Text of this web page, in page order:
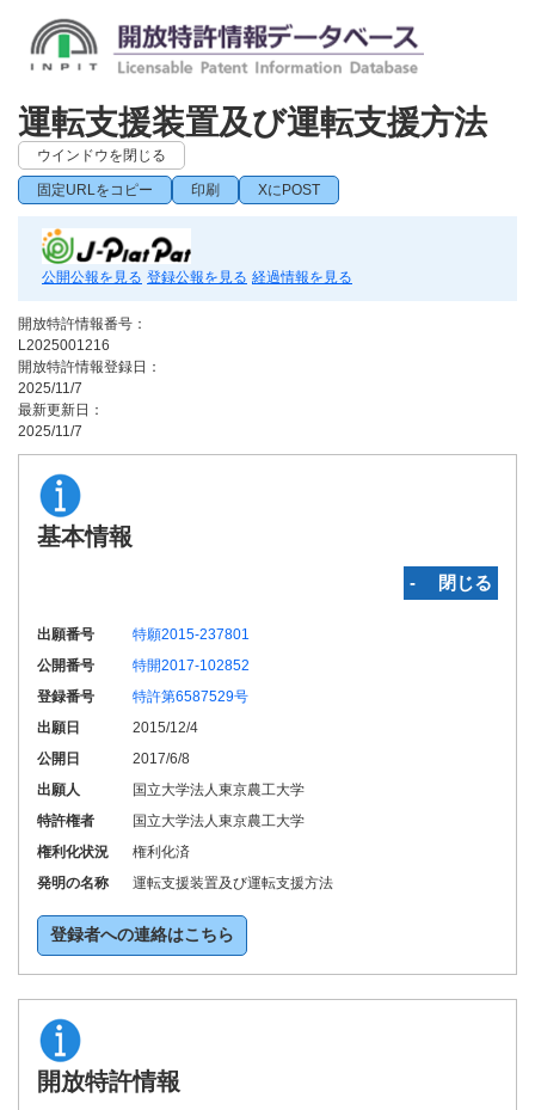
運転支援装置及び運転支援方法
ウインドウを閉じる
固定URLをコピー 印刷 XにPOST
公開公報を見る 登録公報を見る 経過情報を見る
開放特許情報番号：
L2025001216
開放特許情報登録日：
2025/11/7
最新更新日：
2025/11/7
基本情報
‐ 閉じる
出願番号
特願2015-237801
公開番号
特開2017-102852
登録番号
特許第6587529号
出願日
2015/12/4
公開日
2017/6/8
出願人
国立大学法人東京農工大学
特許権者
国立大学法人東京農工大学
権利化状況
権利化済
発明の名称
運転支援装置及び運転支援方法
登録者への連絡はこちら
開放特許情報